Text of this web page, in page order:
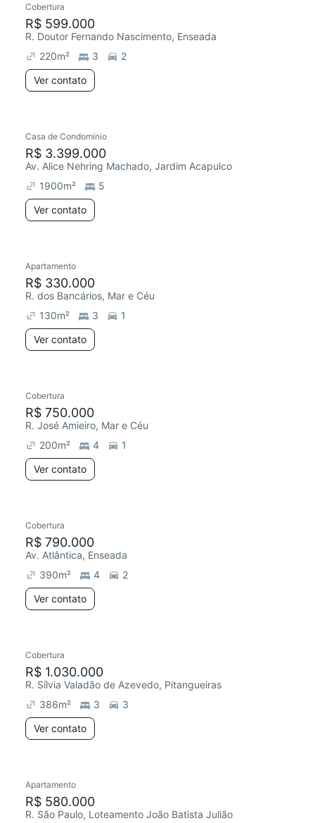
Cobertura
R$ 599.000
R. Doutor Fernando Nascimento, Enseada
220m² 3
2
Ver contato
Casa de Condomínio
R$ 3.399.000
Av. Alice Nehring Machado, Jardim Acapulco
1900m²
5
Ver contato
Apartamento
R$ 330.000
R. dos Bancários, Mar e Céu
130m² 3
1
Ver contato
Redecorar
Cobertura
R$ 750.000
R. José Amieiro, Mar e Céu
200m² 4
1
Ver contato
Cobertura
R$ 790.000
Av. Atlântica, Enseada
390m² 4
2
Ver contato
Cobertura
R$ 1.030.000
R. Sílvia Valadão de Azevedo, Pitangueiras
386m² 3
3
Ver contato
Apartamento
R$ 580.000
R. São Paulo, Loteamento João Batista Julião